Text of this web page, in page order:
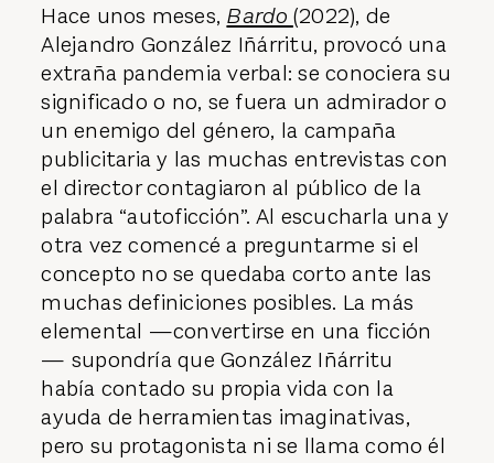
Hace unos meses, Bardo (2022), de
Alejandro González Iñárritu, provocó una
extraña pandemia verbal: se conociera su
significado o no, se fuera un admirador o
un enemigo del género, la campaña
publicitaria y las muchas entrevistas con
el director contagiaron al público de la
palabra “autoficción”. Al escucharla una y
otra vez comencé a preguntarme si el
concepto no se quedaba corto ante las
muchas definiciones posibles. La más
elemental —convertirse en una ficción
— supondría que González Iñárritu
había contado su propia vida con la
ayuda de herramientas imaginativas,
pero su protagonista ni se llama como él